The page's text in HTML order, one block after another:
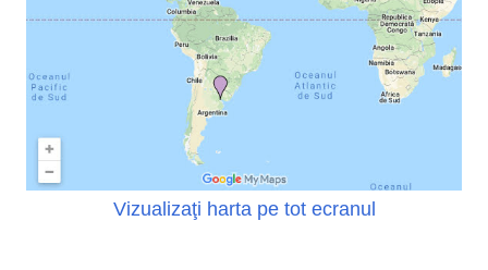
Vizualizaţi harta pe tot ecranul